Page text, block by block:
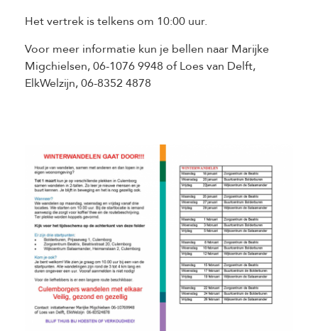
Het vertrek is telkens om 10:00 uur.
Voor meer informatie kun je bellen naar Marijke
Migchielsen, 06-1076 9948 of Loes van Delft,
ElkWelzijn, 06-8352 4878